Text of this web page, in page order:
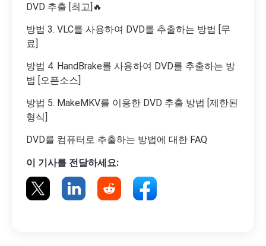
DVD 추출 [최고]🔥
방법 3. VLC를 사용하여 DVD를 추출하는 방법 [무
료]
방법 4. HandBrake를 사용하여 DVD를 추출하는 방
법 [오픈소스]
방법 5. MakeMKV를 이용한 DVD 추출 방법 [제한된
형식]
DVD를 컴퓨터로 추출하는 방법에 대한 FAQ
이 기사를 전달하세요: